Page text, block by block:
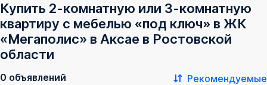
Купить 2-комнатную или 3-комнатную
квартиру с мебелью «под ключ» в ЖК
«Мегаполис» в Аксае в Ростовской
области
0 объявлений Рекомендуемые